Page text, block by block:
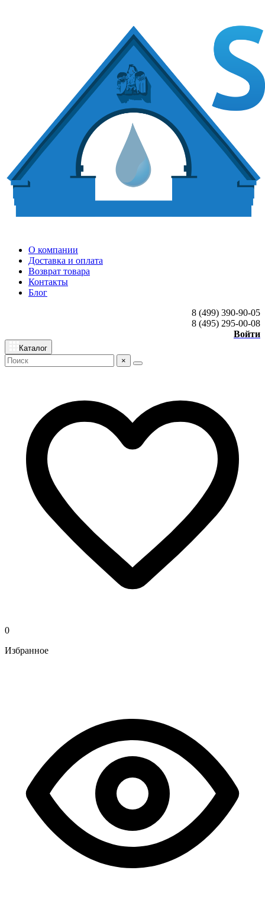
О компании
Доставка и оплата
Возврат товара
Контакты
Блог
8 (499) 390-90-05
8 (495) 295-00-08
Войти
Каталог
×
0
Избранное